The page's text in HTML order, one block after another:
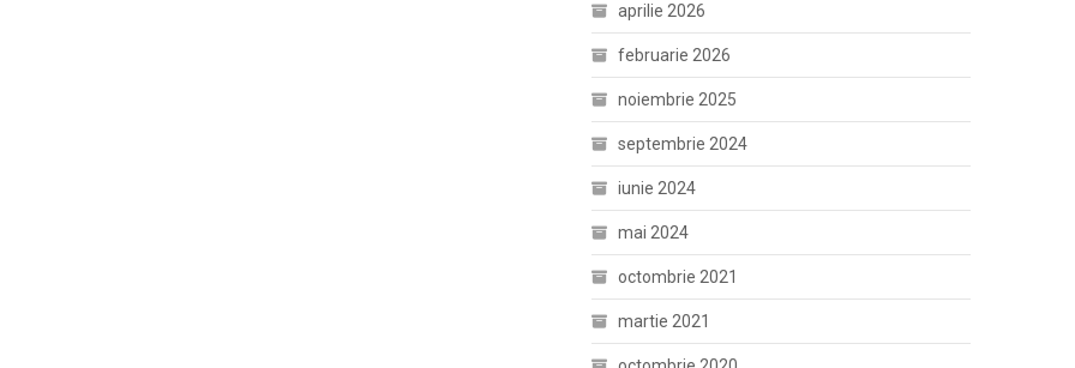
aprilie 2026
februarie 2026
noiembrie 2025
septembrie 2024
iunie 2024
mai 2024
octombrie 2021
martie 2021